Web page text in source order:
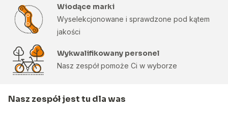
Wiodące marki
Wyselekcjonowane i sprawdzone pod kątem
jakości
Wykwalifikowany personel
Nasz zespół pomoże Ci w wyborze
Nasz zespół jest tu dla was